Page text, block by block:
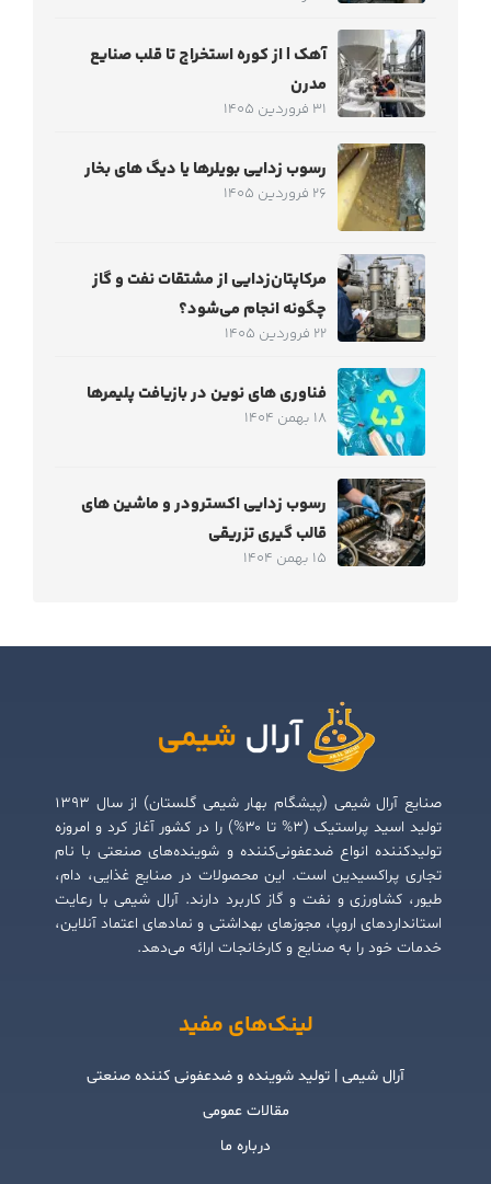
آهک | از کوره استخراج تا قلب صنایع
مدرن
31 فروردین 1405
رسوب زدایی بویلرها یا دیگ های بخار
26 فروردین 1405
مرکاپتان‌زدایی از مشتقات نفت و گاز
چگونه انجام می‌شود؟
22 فروردین 1405
فناوری های نوین در بازیافت پلیمرها
18 بهمن 1404
رسوب زدایی اکسترودر و ماشین های
قالب گیری تزریقی
15 بهمن 1404
صنایع آرال شیمی (پیشگام بهار شیمی گلستان) از سال ۱۳۹۳
تولید اسید پراستیک (۳% تا ۳۰%) را در کشور آغاز کرد و امروزه
تولیدکننده انواع ضدعفونی‌کننده و شوینده‌های صنعتی با نام
تجاری پراکسیدین است. این محصولات در صنایع غذایی، دام،
طیور، کشاورزی و نفت و گاز کاربرد دارند. آرال شیمی با رعایت
استانداردهای اروپا، مجوزهای بهداشتی و نمادهای اعتماد آنلاین،
خدمات خود را به صنایع و کارخانجات ارائه می‌دهد.
لینک‌های مفید
آرال شیمی | تولید شوینده و ضدعفونی کننده صنعتی
مقالات عمومی
درباره ما